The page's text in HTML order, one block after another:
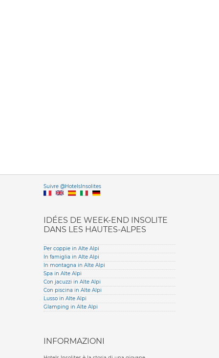
Suivre @HotelsInsolitesVersione
IDÉES DE WEEK-END INSOLITE
DANS LES HAUTES-ALPES
Per coppie in Alte Alpi
In famiglia in Alte Alpi
In montagna in Alte Alpi
Spa in Alte Alpi
Con jacuzzi in Alte Alpi
Con piscina in Alte Alpi
Lusso in Alte Alpi
Glamping in Alte Alpi
INFORMAZIONI